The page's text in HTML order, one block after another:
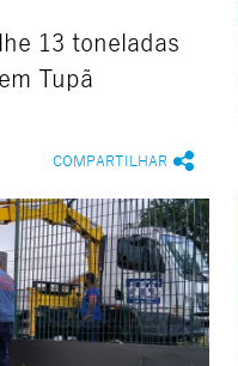
13 toneladas
Tupã
COMPARTILHAR